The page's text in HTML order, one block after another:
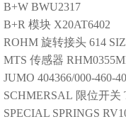
B+W BWU2317
B+R 模块 X20AT6402
ROHM 旋转接头 614
MTS 传感器
JUMO 404366/000-460-
SCHMERSAL 限位开关
SPECIAL SPRINGS